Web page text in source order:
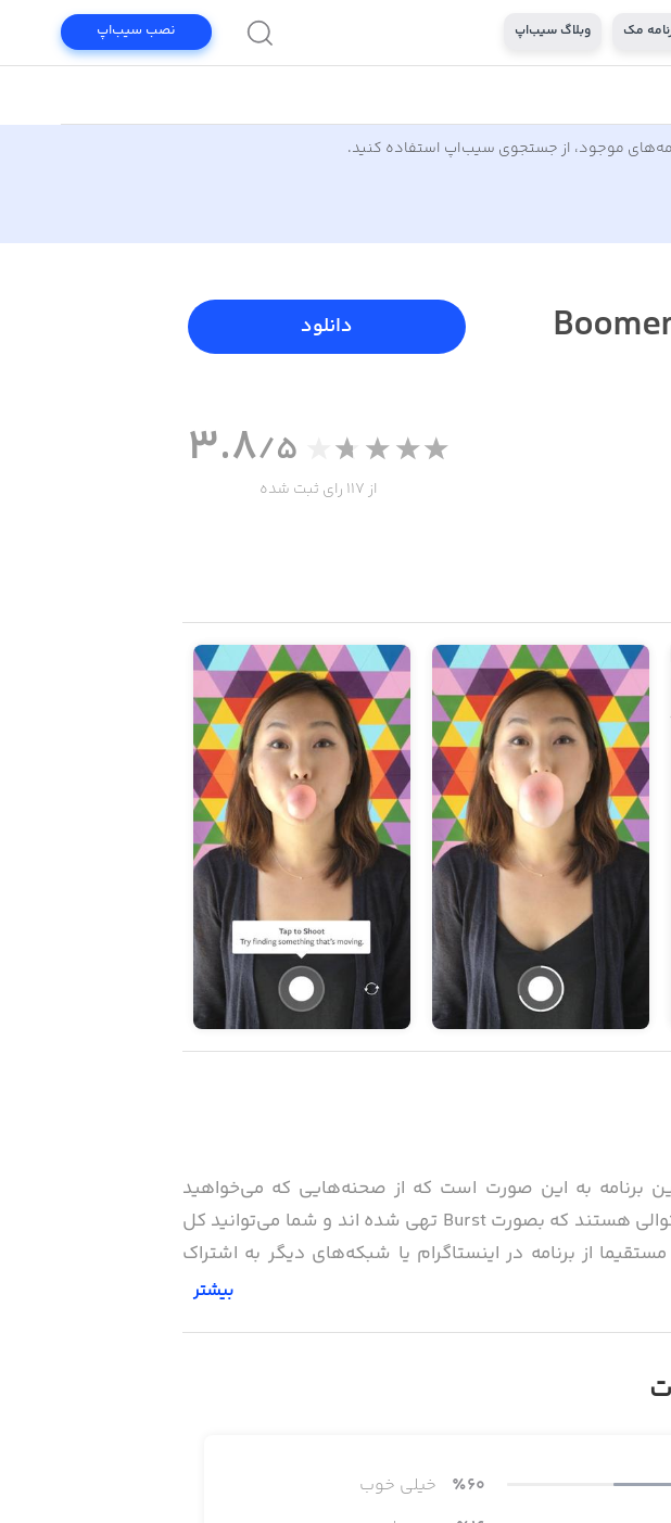
مک وبلاگ سیب‌اپ نصب سیب‌اپ
موجود، از جستجوی سیب‌اپ استفاده کنید.
دانلود
3.8/5
از 117 رای ثبت شده
برنامه به این صورت است که از صحنه‌هایی که می‌خواهید
ویدیو‌های کوتاه ۱۰ ثانیه ای تهیه می‌کنید که در واقع این ویدیوها عکس‌های متوالی هستند که بصورت Burst تهی شده اند و شما می‌توانید کل
از برنامه در اینستاگرام یا شبکه‌های دیگر به اشتراک
بیشتر
٪60
خیلی خوب